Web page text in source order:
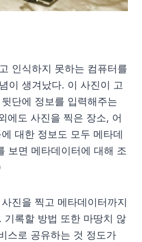
인식하지 못하는 컴퓨터를
이 생겨났다. 이 사진이 고
단에 정보를 입력해주는
에도 사진을 찍은 장소, 어
대한 정보도 모두 메타데
보면 메타데이터에 대해 조
진을 찍고 메타데이터까지
기록할 방법 또한 마땅치 않
스로 공유하는 것 정도가